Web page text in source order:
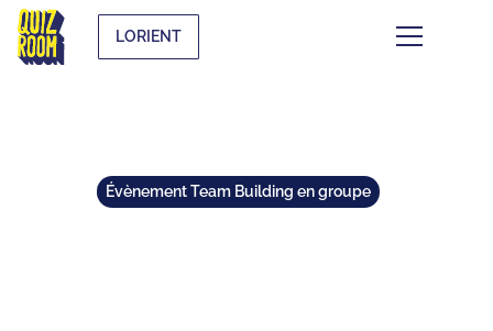
LORIENT
Évènement Team Building en groupe